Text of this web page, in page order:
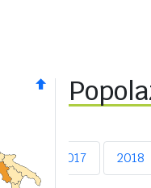
2016 2017 2018